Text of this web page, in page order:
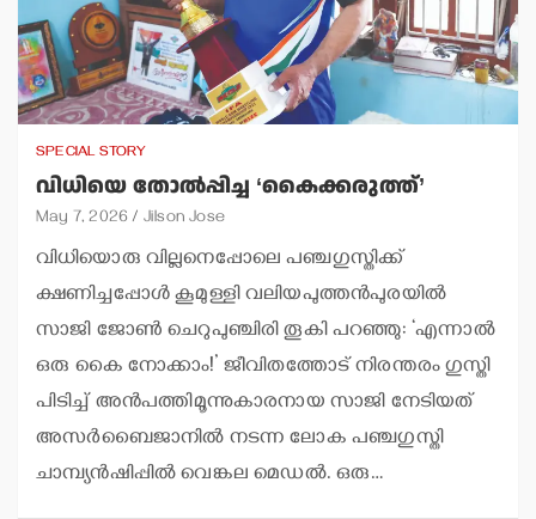
SPECIAL STORY
വിധിയെ തോല്‍പ്പിച്ച ‘കൈക്കരുത്ത്’
May 7, 2026 Jilson Jose
വിധിയൊരു വില്ലനെപ്പോലെ പഞ്ചഗുസ്തിക്ക്
ക്ഷണിച്ചപ്പോള്‍ കൂമുള്ളി വലിയപുത്തന്‍പുരയില്‍
സാജി ജോണ്‍ ചെറുപുഞ്ചിരി തൂകി പറഞ്ഞു: ‘എന്നാല്‍
ഒരു കൈ നോക്കാം!’ ജീവിതത്തോട് നിരന്തരം ഗുസ്തി
പിടിച്ച് അന്‍പത്തിമൂന്നുകാരനായ സാജി നേടിയത്
അസര്‍ബൈജാനില്‍ നടന്ന ലോക പഞ്ചഗുസ്തി
ചാമ്പ്യന്‍ഷിപ്പില്‍ വെങ്കല മെഡല്‍. ഒരു…